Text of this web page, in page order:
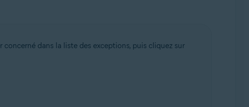
dans la liste des exceptions, puis cliquez sur